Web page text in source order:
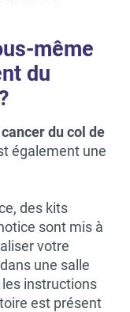
même
du
du col de
également une
des kits
sont mis à
votre
une salle
instructions
est présent